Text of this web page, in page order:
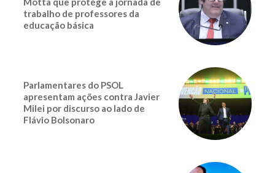
trabalho de professores da
educação básica
Parlamentares do PSOL
apresentam ações contra Javier
Milei por discurso ao lado de
Flávio Bolsonaro